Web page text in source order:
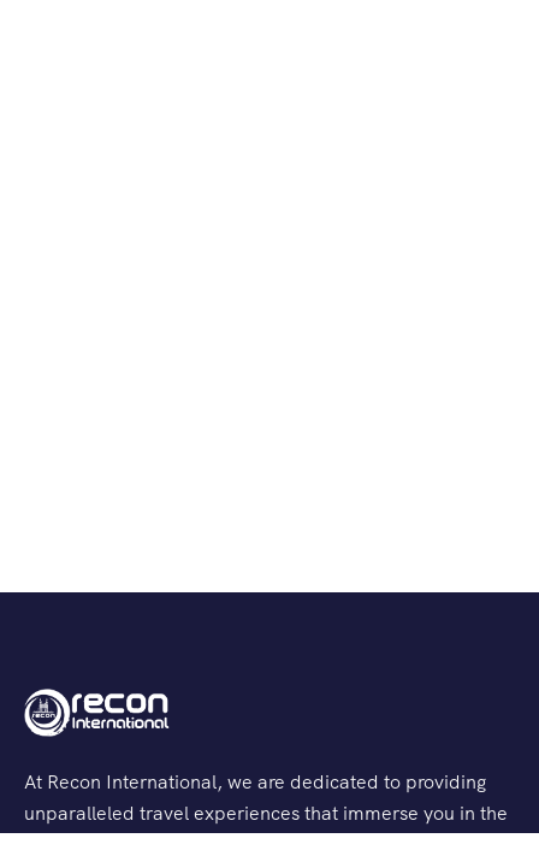
At Recon International, we are dedicated to providing
unparalleled travel experiences that immerse you in the